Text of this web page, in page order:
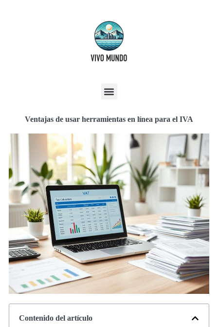
Ventajas de usar herramientas en línea para el IVA
Contenido del artículo